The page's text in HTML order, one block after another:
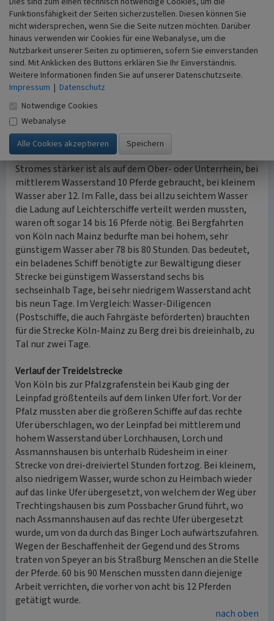
Fehler des Steuermanns plötzlich seitlich ausscheren (aus
dem Ruder laufen). Die Pferdekraft reichte dann nicht aus,
um das Schiff zu stoppen und den Kurs aufrecht zu halten.
Deshalb ritt der Halfer oder Pferdeknecht im Seitensitz,
um bei Gefahr sofort vom Pferd springen zu können. Zur
Rettung der Tiere kappte er dann das Schlepptau mit
einem Messer oder Beil.
Wie viele Zugtiere wurden benötigt?
Für ein Schiff mit einer Ladung von ungefähr 2.000 Zentner
(100 t) wurden auf dem Mittelrhein, wo der Zug des
Stromes stärker ist als auf dem Ober- oder Unterrhein, bei
mittlerem Wasserstand 10 Pferde gebraucht, bei kleinem
Wasser aber 12. Im Falle, dass bei allzu seichtem Wasser
die Ladung auf Leichterschiffe verteilt werden mussten,
waren oft sogar 14 bis 16 Pferde nötig. Bei Bergfahrten
von Köln nach Mainz bedurfte man bei hohem, sehr
günstigem Wasser aber 78 bis 80 Stunden. Das bedeutet,
ein beladenes Schiff benötigte zur Bewältigung dieser
Strecke bei günstigem Wasserstand sechs bis
sechseinhalb Tage, bei sehr niedrigem Wasserstand acht
bis neun Tage. Im Vergleich: Wasser-Diligencen
(Postschiffe, die auch Fahrgäste beförderten) brauchten
für die Strecke Köln-Mainz zu Berg drei bis dreieinhalb, zu
Tal nur zwei Tage.
Verlauf der Treidelstrecke
Von Köln bis zur Pfalzgrafenstein bei Kaub ging der
Leinpfad größtenteils auf dem linken Ufer fort. Vor der
Pfalz mussten aber die größeren Schiffe auf das rechte
Ufer überschlagen, wo der Leinpfad bei mittlerem und
hohem Wasserstand über Lorchhausen, Lorch und
Assmannshausen bis unterhalb Rüdesheim in einer
Strecke von drei-dreiviertel Stunden fortzog. Bei kleinem,
also niedrigem Wasser, wurde schon zu Heimbach wieder
auf das linke Ufer übergesetzt, von welchem der Weg über
Trechtingshausen bis zum Possbacher Grund führt, wo
nach Assmannshausen auf das rechte Ufer übergesetzt
wurde, um von da durch das Binger Loch aufwärtszufahren.
Wegen der Beschaffenheit der Gegend und des Stroms
traten von Speyer an bis Straßburg Menschen an die Stelle
der Pferde. 60 bis 90 Menschen mussten dann diejenige
Arbeit verrichten, die vorher von acht bis 12 Pferden
getätigt wurde.
nach oben
Funktionsfähigkeit der Seiten sicherzustellen. Diesen können Sie
nicht widersprechen, wenn Sie die Seite nutzen möchten. Darüber
hinaus verwenden wir Cookies für eine Webanalyse, um die
Nutzbarkeit unserer Seiten zu optimieren, sofern Sie einverstanden
sind. Mit Anklicken des Buttons erklären Sie Ihr Einverständnis.
Weitere Informationen finden Sie auf unserer Datenschutzseite.
Impressum | Datenschutz
Notwendige Cookies
Webanalyse